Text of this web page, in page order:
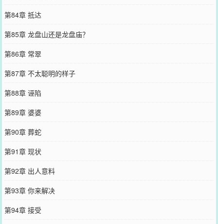
第84章 抵达
第85章 龙盘山还是龙盘庙？
第86章 常翠
第87章 不太聪明的样子
第88章 诬陷
第89章 婆婆
第90章 葬蛇
第91章 现状
第92章 出人意料
第93章 你来解决
第94章 接受